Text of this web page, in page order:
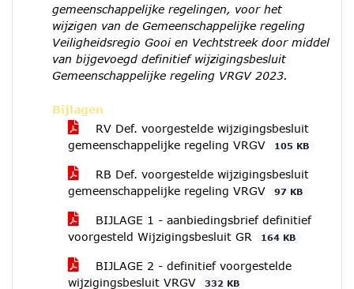
gemeenschappelijke regelingen, voor het
wijzigen van de Gemeenschappelijke regeling
Veiligheidsregio Gooi en Vechtstreek door middel
van bijgevoegd definitief wijzigingsbesluit
Gemeenschappelijke regeling VRGV 2023.
Bijlagen
RV Def. voorgestelde wijzigingsbesluit
gemeenschappelijke regeling VRGV
105 KB
RB Def. voorgestelde wijzigingsbesluit
gemeenschappelijke regeling VRGV
97 KB
BIJLAGE 1 - aanbiedingsbrief definitief
voorgesteld Wijzigingsbesluit GR
164 KB
BIJLAGE 2 - definitief voorgestelde
wijzigingsbesluit VRGV
332 KB